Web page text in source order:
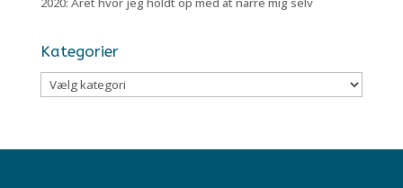
Kategorier
Kategorier